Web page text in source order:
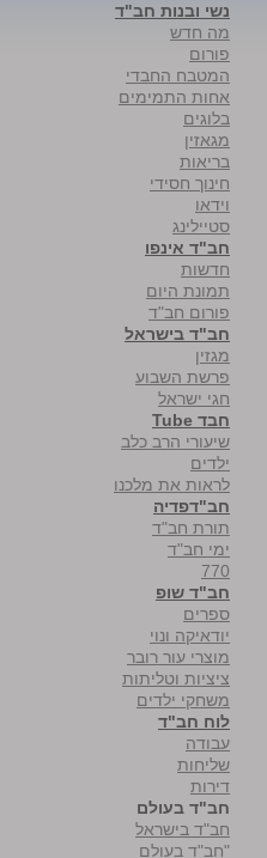
נשי ובנות חב"ד
מה חדש
פורום
המטבח החבדי
אחות התמימים
בלוגים
מגאזין
בריאות
חינוך חסידי
וידאו
סטיילינג
חב"ד אינפו
חדשות
תמונת היום
פורום חב"ד
חב"ד בישראל
מגזין
פרשת השבוע
חגי ישראל
חבד Tube
שיעורי הרב כלב
ילדים
לראות את מלכנו
חב"דפדיה
תורת חב"ד
ימי חב"ד
770
חב"ד שופ
ספרים
יודאיקה ונוי
מוצרי עור רובר
ציציות וטליתות
משחקי ילדים
לוח חב"ד
עבודה
שליחות
דירות
חב"ד בעולם
חב"ד בישראל
"חב"ד בעולם